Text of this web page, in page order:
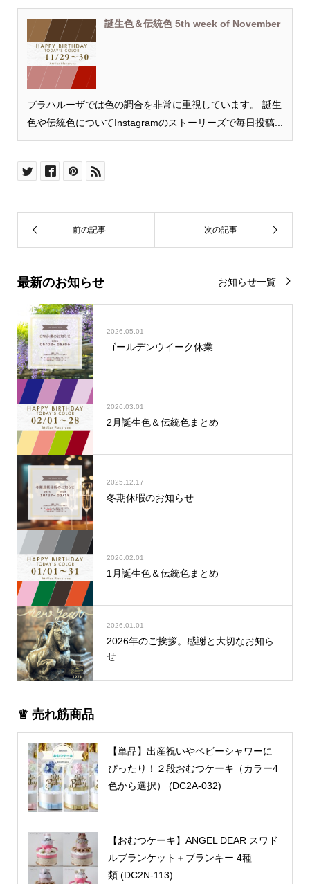
誕生色＆伝統色 5th week of November
プラハルーザでは色の調合を非常に重視しています。 誕生
色や伝統色についてInstagramのストーリーズで毎日投稿...
最新のお知らせ お知らせ一覧
2026.05.01
ゴールデンウイーク休業
2026.03.01
2月誕生色＆伝統色まとめ
2025.12.17
冬期休暇のお知らせ
2026.02.01
1月誕生色＆伝統色まとめ
2026.01.01
2026年のご挨拶。感謝と大切なお知ら
せ
♕ 売れ筋商品
【単品】出産祝いやベビーシャワーに
ぴったり！２段おむつケーキ（カラー4
色から選択） (DC2A-032)
【おむつケーキ】ANGEL DEAR スワド
ルブランケット＋ブランキー 4種
類 (DC2N-113)